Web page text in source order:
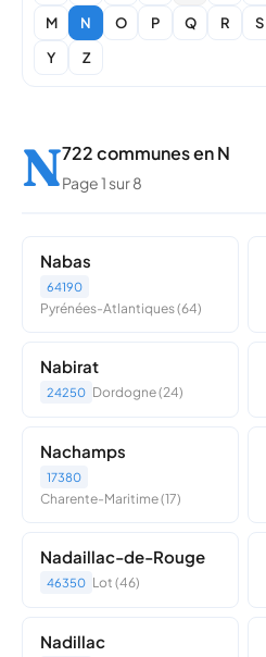
M
N O P Q R S
Y
Z
N722 communes en N
Page 1 sur 8
Nabas
64190
Pyrénées-Atlantiques (64)
Nabirat
24250 Dordogne (24)
Nachamps
17380
Charente-Maritime (17)
Nadaillac-de-Rouge
46350 Lot (46)
Nadillac